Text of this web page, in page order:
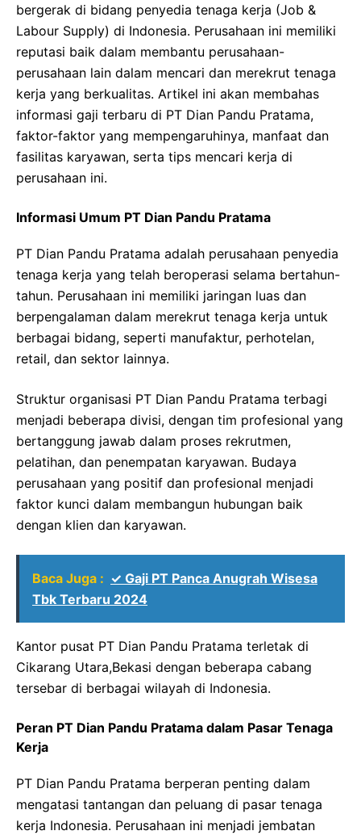
bergerak di bidang penyedia tenaga kerja (Job &
Labour Supply) di Indonesia. Perusahaan ini memiliki
reputasi baik dalam membantu perusahaan-
perusahaan lain dalam mencari dan merekrut tenaga
kerja yang berkualitas. Artikel ini akan membahas
informasi gaji terbaru di PT Dian Pandu Pratama,
faktor-faktor yang mempengaruhinya, manfaat dan
fasilitas karyawan, serta tips mencari kerja di
perusahaan ini.
Informasi Umum PT Dian Pandu Pratama
PT Dian Pandu Pratama adalah perusahaan penyedia
tenaga kerja yang telah beroperasi selama bertahun-
tahun. Perusahaan ini memiliki jaringan luas dan
berpengalaman dalam merekrut tenaga kerja untuk
berbagai bidang, seperti manufaktur, perhotelan,
retail, dan sektor lainnya.
Struktur organisasi PT Dian Pandu Pratama terbagi
menjadi beberapa divisi, dengan tim profesional yang
bertanggung jawab dalam proses rekrutmen,
pelatihan, dan penempatan karyawan. Budaya
perusahaan yang positif dan profesional menjadi
faktor kunci dalam membangun hubungan baik
dengan klien dan karyawan.
Baca Juga : ✓ Gaji PT Panca Anugrah Wisesa
Tbk Terbaru 2024
Kantor pusat PT Dian Pandu Pratama terletak di
Cikarang Utara,Bekasi dengan beberapa cabang
tersebar di berbagai wilayah di Indonesia.
Peran PT Dian Pandu Pratama dalam Pasar Tenaga
Kerja
PT Dian Pandu Pratama berperan penting dalam
mengatasi tantangan dan peluang di pasar tenaga
kerja Indonesia. Perusahaan ini menjadi jembatan